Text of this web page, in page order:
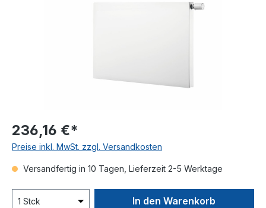
236,16 €*
Preise inkl. MwSt. zzgl. Versandkosten
Versandfertig in 10 Tagen, Lieferzeit 2-5 Werktage
In den Warenkorb